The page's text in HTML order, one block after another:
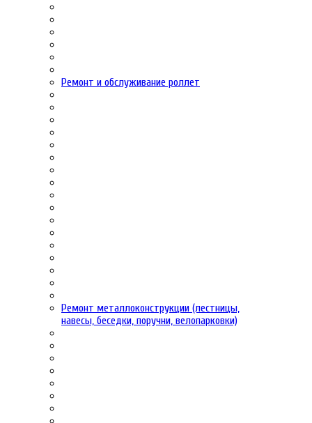
Ремонт и обслуживание роллет
Ремонт металлоконструкции (лестницы,
навесы, беседки, поручни, велопарковки)